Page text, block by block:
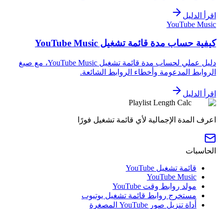
اقرأ الدليل
YouTube Music
كيفية حساب مدة قائمة تشغيل YouTube Music
دليل عملي لحساب مدة قائمة تشغيل YouTube Music، مع صيغ
الروابط المدعومة وأخطاء الروابط الشائعة.
اقرأ الدليل
Playlist Length Calc
اعرف المدة الإجمالية لأي قائمة تشغيل فورًا
الحاسبات
قائمة تشغيل YouTube
YouTube Music
مولد روابط وقت YouTube
مستخرج روابط قائمة تشغيل يوتيوب
أداة تنزيل صور YouTube المصغرة